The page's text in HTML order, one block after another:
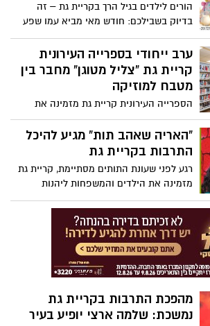
הורים לילדים בגיל הרך בקריית גת – זה
בדיוק בשבילכם: חודש מאי מביא עמו שפע
של פעילויות חווייתיות, מהנות ומעשירות
במרכז העירוני, המיועדות לילדים ולהורים
כאחד.
ערב ייחודי בספרייה העירונית
קריית גת “צליל מטוגן” מחבר בין
מטבח למוזיקה
הספרייה העירונית קריית גת מזמינה את
התושבים לערב חווייתי ומיוחד תחת הכותרת
“צליל מטוגן” – מפגש מרתק המשלב בין עולם
הקולינריה למוזיקה הישראלית.
“האריה שאהב תות” מגיע להיכל
התרבות בקריית גת
רגע לפני שעונת התותים מסתיימת, קריית גת
מזמינה את הילדים והמשפחות ליהנות
ממופע אהוב במיוחד: הצגת הילדים “האריה
שאהב תות”, בכיכובה של מיקי, שתגיע לעיר
למופע חגיגי ומתוק.
מהפכת התרבות בקריית גת
נמשכת: שלמה ארצי יופיע בעיר